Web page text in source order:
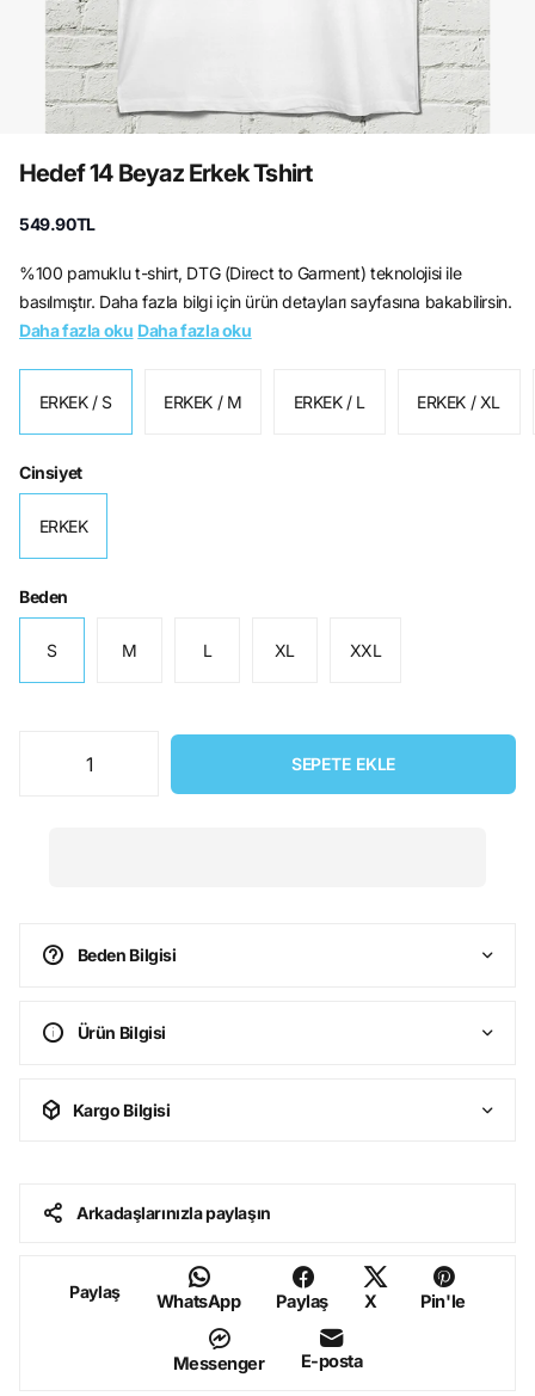
Hedef 14 Beyaz Erkek Tshirt
549.90TL
%100 pamuklu t-shirt, DTG (Direct to Garment) teknolojisi ile
basılmıştır. Daha fazla bilgi için ürün detayları sayfasına bakabilirsin.
Daha fazla oku Daha fazla oku
ERKEK / S ERKEK / M ERKEK / L ERKEK / XL
Cinsiyet
ERKEK
Beden
S M L XL XXL
SEPETE EKLE
Beden Bilgisi
Ürün Bilgisi
Kargo Bilgisi
Arkadaşlarınızla paylaşın
Paylaş WhatsApp Paylaş X Pin'le
Messenger E-posta